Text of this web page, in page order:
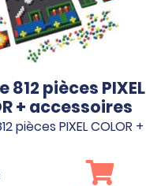
812 pièces PIXEL
+ accessoires
pièces PIXEL COLOR +